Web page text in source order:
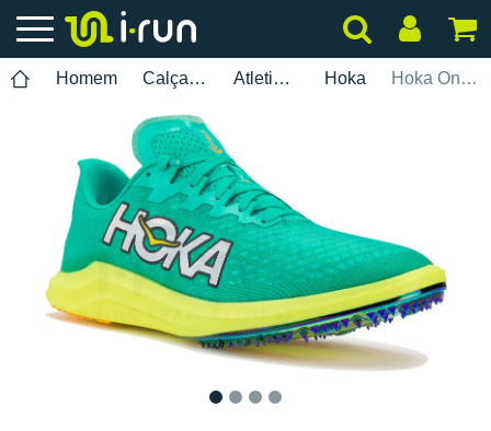
Homem Calçados Atletismo Hoka Hoka One One Cielo X 2 LD Herren